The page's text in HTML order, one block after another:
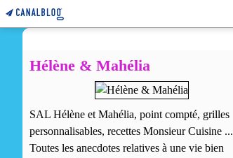
Hélène & Mahélia
SAL Hélène et Mahélia, point compté, grilles
personnalisables, recettes Monsieur Cuisine ...
Toutes les anecdotes relatives à une vie bien